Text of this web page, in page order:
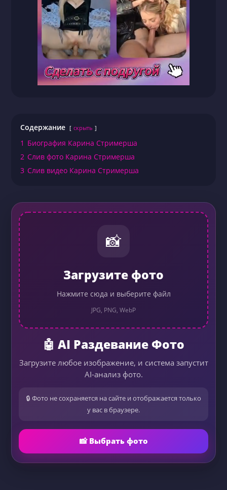
Содержание скрыть
1 Биография Карина Стримерша
2 Слив фото Карина Стримерша
3 Слив видео Карина Стримерша
📸
Загрузите фото
Нажмите сюда и выберите файл
JPG, PNG, WebP
🤖 AI Раздевание Фото
Загрузите любое изображение, и система запустит
AI-анализ фото.
🔒 Фото не сохраняется на сайте и отображается только
у вас в браузере.
📸 Выбрать фото